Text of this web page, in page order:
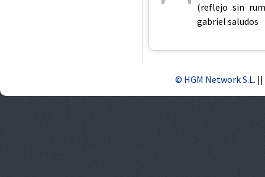
(reflejo sin
gabriel saludos
© HGM Network S.L. ||